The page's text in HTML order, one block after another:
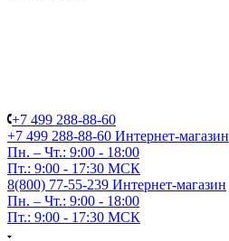
+7 499 288-88-60
+7 499 288-88-60 Интернет-магазин
Пн. – Чт.: 9:00 - 18:00
Пт.: 9:00 - 17:30 МСК
8(800) 77-55-239 Интернет-магазин
Пн. – Чт.: 9:00 - 18:00
Пт.: 9:00 - 17:30 МСК